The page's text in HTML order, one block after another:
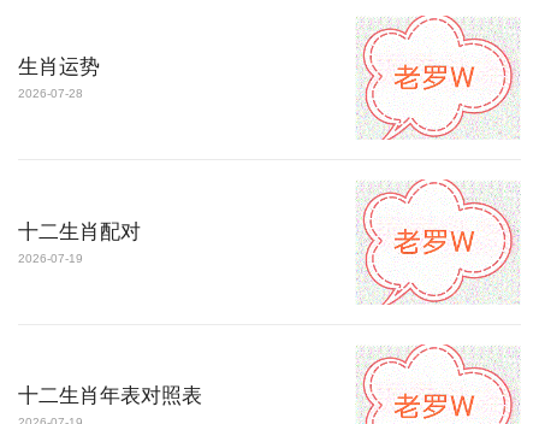
生肖运势
2026-07-28
十二生肖配对
2026-07-19
十二生肖年表对照表